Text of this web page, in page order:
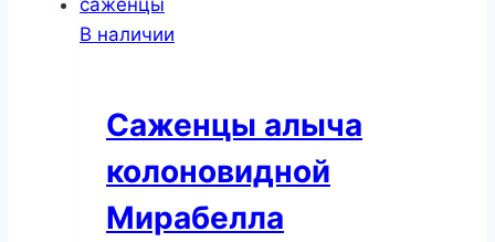
В наличии
Саженцы алыча
колоновидной
Мирабелла